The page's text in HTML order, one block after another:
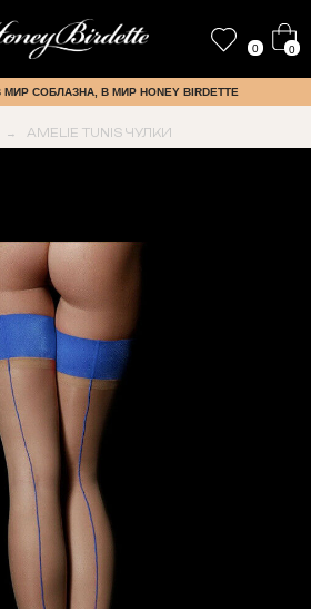
0 0
СОБЛАЗНА, В МИР HONEY BIRDETTE
→ AMELIE TUNIS ЧУЛКИ